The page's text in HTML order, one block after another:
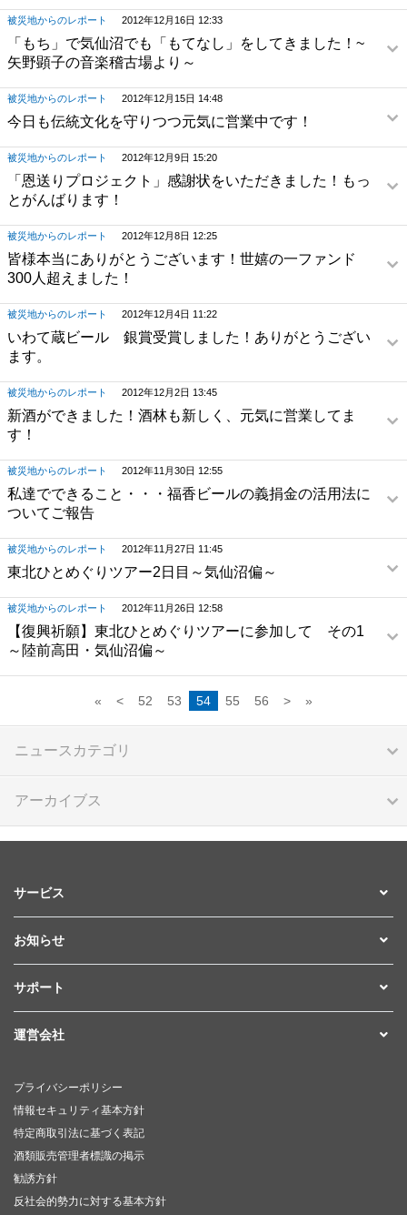
被災地からのレポート 2012年12月16日 12:33
「もち」で気仙沼でも「もてなし」をしてきました！~
矢野顕子の音楽稽古場より～
被災地からのレポート 2012年12月15日 14:48
今日も伝統文化を守りつつ元気に営業中です！
被災地からのレポート 2012年12月9日 15:20
「恩送りプロジェクト」感謝状をいただきました！もっ
とがんばります！
被災地からのレポート 2012年12月8日 12:25
皆様本当にありがとうございます！世嬉の一ファンド
300人超えました！
被災地からのレポート 2012年12月4日 11:22
いわて蔵ビール 銀賞受賞しました！ありがとうござい
ます。
被災地からのレポート 2012年12月2日 13:45
新酒ができました！酒林も新しく、元気に営業してま
す！
被災地からのレポート 2012年11月30日 12:55
私達でできること・・・福香ビールの義捐金の活用法に
ついてご報告
被災地からのレポート 2012年11月27日 11:45
東北ひとめぐりツアー2日目～気仙沼偏～
被災地からのレポート 2012年11月26日 12:58
【復興祈願】東北ひとめぐりツアーに参加して その1
～陸前高田・気仙沼偏～
« < 52 53 54 55 56 > »
ニュースカテゴリ
アーカイブス
サービス
お知らせ
サポート
運営会社
プライバシーポリシー
情報セキュリティ基本方針
特定商取引法に基づく表記
酒類販売管理者標識の掲示
勧誘方針
反社会的勢力に対する基本方針